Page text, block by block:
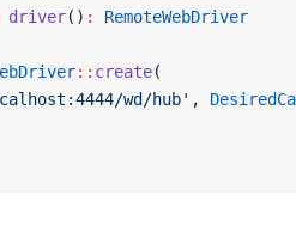
driver() :
RemoteWebDriver
:: create(
wd/hub'
,